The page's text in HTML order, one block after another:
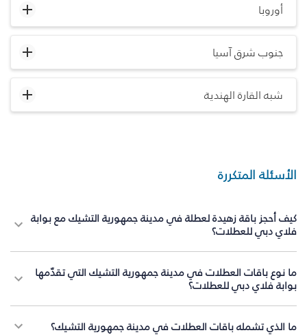
أوروبا
جنوب شرق آسيا
شبه القارة الهندية
الأسئلة المتكررة
كيف أحجز باقة زهيدة لعطلة في مدينة جمهورية التشيك مع بوابة
فلاي دبي للعطلات؟
ما نوع باقات العطلات في مدينة جمهورية التشيك التي تقدّمها
بوابة فلاي دبي للعطلات؟
ما الذي تشمله باقات العطلات في مدينة جمهورية التشيك؟